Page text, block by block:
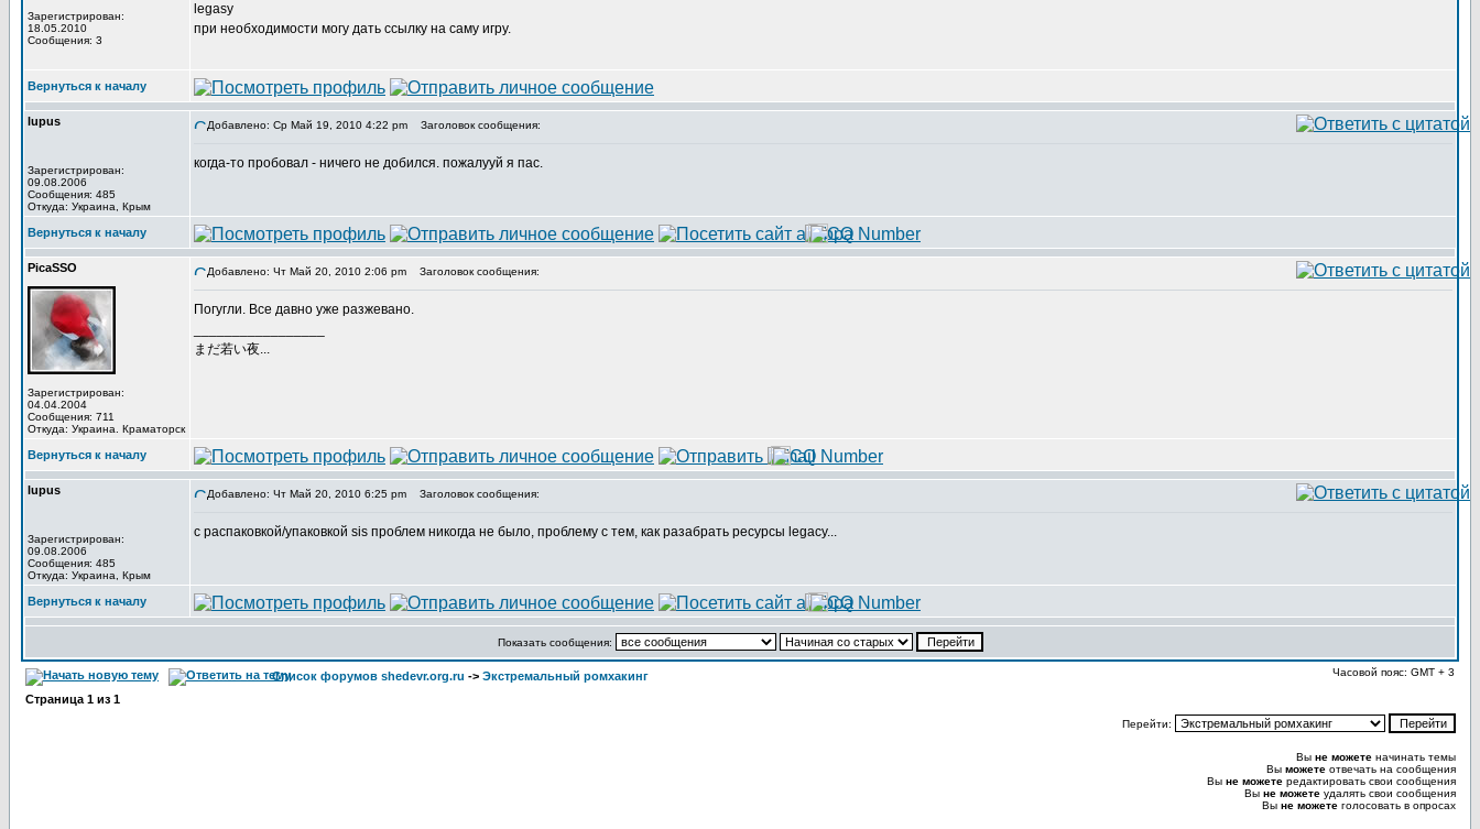
Зарегистрирован:
18.05.2010
Сообщения: 3
legasy
при необходимости могу дать ссылку на саму игру.
Вернуться к началу
lupus
Зарегистрирован:
09.08.2006
Сообщения: 485
Откуда: Украина, Крым
Добавлено: Ср Май 19, 2010 4:22 pm Заголовок сообщения:
когда-то пробовал - ничего не добился. пожалууй я пас.
Вернуться к началу
PicaSSO
Зарегистрирован:
04.04.2004
Сообщения: 711
Откуда: Украина. Краматорск
Добавлено: Чт Май 20, 2010 2:06 pm Заголовок сообщения:
Погугли. Все давно уже разжевано.
まだ若い夜...
Вернуться к началу
lupus
Зарегистрирован:
09.08.2006
Сообщения: 485
Откуда: Украина, Крым
Добавлено: Чт Май 20, 2010 6:25 pm Заголовок сообщения:
с распаковкой/упаковкой sis проблем никогда не было, проблему с тем, как разабрать ресурсы legacy...
Вернуться к началу
Показать сообщения:
Список форумов shedevr.org.ru -> Экстремальный ромхакинг Часовой пояс: GMT + 3
Страница 1 из 1
Перейти:
Вы не можете начинать темы
Вы можете отвечать на сообщения
Вы не можете редактировать свои сообщения
Вы не можете удалять свои сообщения
Вы не можете голосовать в опросах